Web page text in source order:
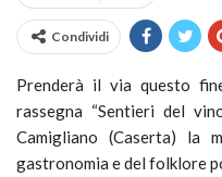
Condividi
Prenderà il via questo
rassegna “Sentieri del
Camigliano (Caserta) la
gastronomia e del folklore